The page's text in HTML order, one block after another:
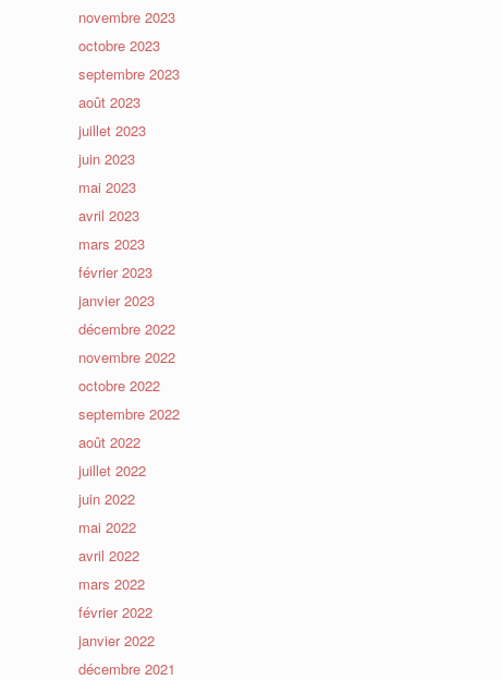
novembre 2023
octobre 2023
septembre 2023
août 2023
juillet 2023
juin 2023
mai 2023
avril 2023
mars 2023
février 2023
janvier 2023
décembre 2022
novembre 2022
octobre 2022
septembre 2022
août 2022
juillet 2022
juin 2022
mai 2022
avril 2022
mars 2022
février 2022
janvier 2022
décembre 2021